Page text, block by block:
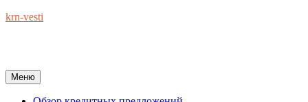
Перейти
krn-vesti
Меню